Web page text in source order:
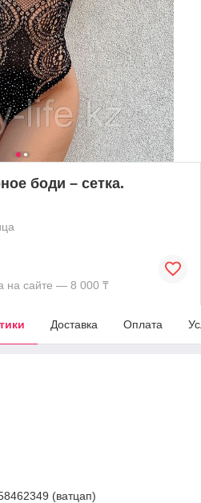
боди – сетка.
на сайте — 8 000 ₸
Доставка Оплата
(ватцап)